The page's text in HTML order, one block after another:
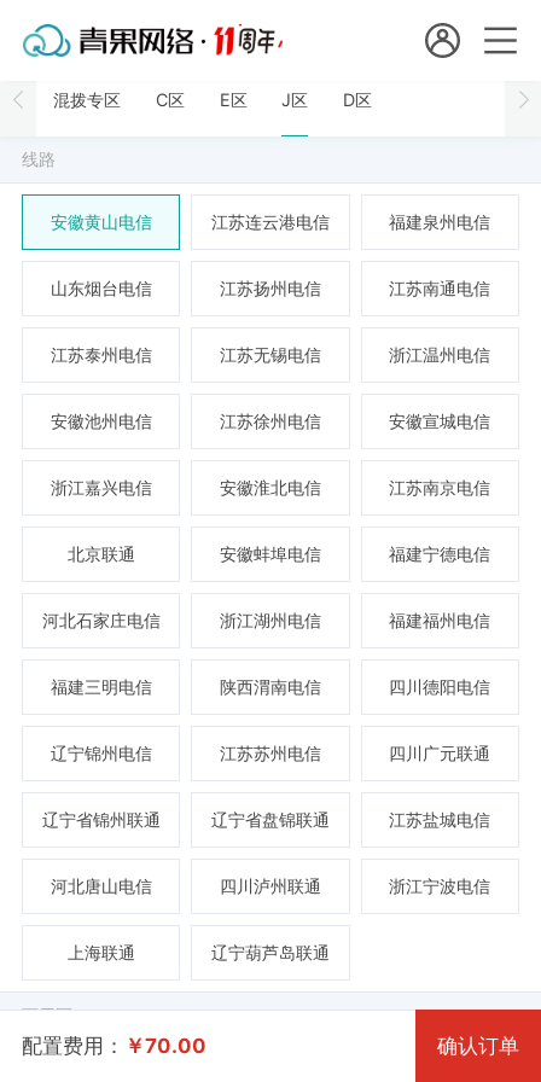
国
内
短效代理
独享代理
长效代理
会员名：
实名认证
充值
订单管理
进入控制台
混拨专区 C区 E区 J区 D区
线路
安徽黄山电信 江苏连云港电信 福建泉州电信
山东烟台电信 江苏扬州电信 江苏南通电信
江苏泰州电信 江苏无锡电信 浙江温州电信
安徽池州电信 江苏徐州电信 安徽宣城电信
浙江嘉兴电信 安徽淮北电信 江苏南京电信
北京联通 安徽蚌埠电信 福建宁德电信
河北石家庄电信 浙江湖州电信 福建福州电信
福建三明电信 陕西渭南电信 四川德阳电信
辽宁锦州电信 江苏苏州电信 四川广元联通
辽宁省锦州联通 辽宁省盘锦联通 江苏盐城电信
河北唐山电信 四川泸州联通 浙江宁波电信
上海联通 辽宁葫芦岛联通
可用区
规格
一型 8 2核 0.50G
二型 11 2核 1G
三型 14 4核 2G
系统类别
Windows
系统版本
Win 7 32位 流畅版
Win XP
配置费用： ￥70.00 确认订单